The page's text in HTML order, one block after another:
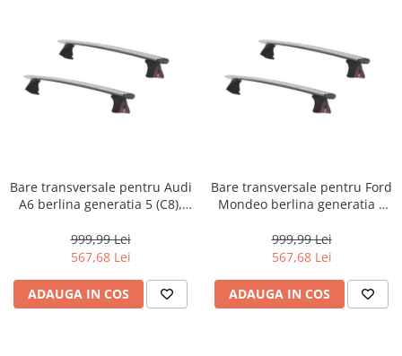
Bare transversale pentru Audi
A6 berlina generatia 5 (C8),
Viva 12 ALU, sistem cu
prindere pe plafon normal,
999,99 Lei
567,68 Lei
ADAUGA IN COS
Bare transversale pentru Ford
Mondeo berlina generatia 4
prezent, Fabbri Viva 12 ALU,
sistem cu prindere pe plafon
999,99 Lei
567,68 Lei
ADAUGA IN COS